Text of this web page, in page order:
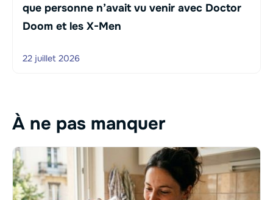
que personne n’avait vu venir avec Doctor
Doom et les X-Men
22 juillet 2026
À ne pas manquer